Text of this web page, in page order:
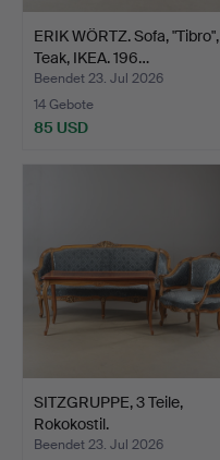
ERIK WÖRTZ. Sofa, "Tibro",
Teak, IKEA. 196…
Beendet 23. Jul 2026
14 Gebote
85 USD
SITZGRUPPE, 3 Teile,
Rokokostil.
Beendet 23. Jul 2026